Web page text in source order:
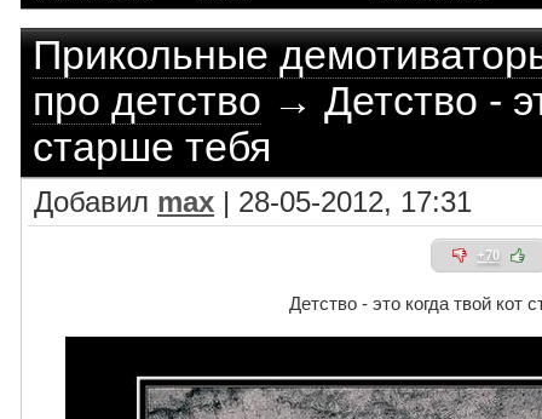
Прикольные
про детство → Детство -
старше тебя
Добавил max | 28-05-2012, 17:31
+70
Детство - это когда твой кот